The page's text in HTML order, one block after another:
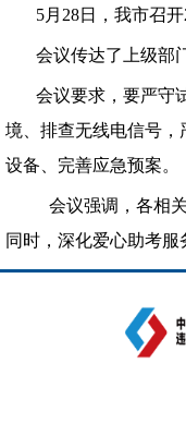
5月28日，我市召
会议传达了上级部
会议要求，要严守
境、排查无线电信号
设备、完善应急预案。
会议强调，各相
同时，深化爱心助考